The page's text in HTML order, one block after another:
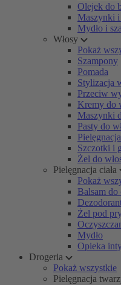
Olejek do
Maszynki
Mydło i
Włosy
Pokaż
Szampony
Pomada
Stylizacja
Przeciw
Kremy do
Maszynki
Pasty do
Szczotki i
Żel do
Pielęgnacja ciała
Pokaż
Balsam do
Żel pod
Mydło
Opieka
Drogeria
Pokaż wszystkie
Pielęgnacja